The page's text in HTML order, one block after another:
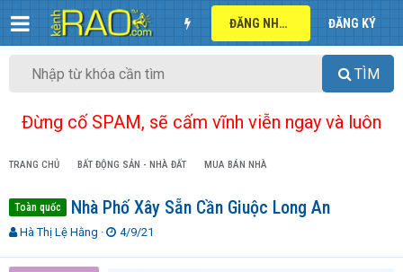
ĐĂNG NHẬP ĐĂNG KÝ
TÌM
Đừng cố SPAM, sẽ cấm vĩnh viễn ngay và luôn
TRANG CHỦ BẤT ĐỘNG SẢN - NHÀ ĐẤT MUA BÁN NHÀ
Toàn quốc Nhà Phố Xây Sẵn Cần Giuộc Long An
T
r
Hà Thị Lệ Hằng
N
4/9/21